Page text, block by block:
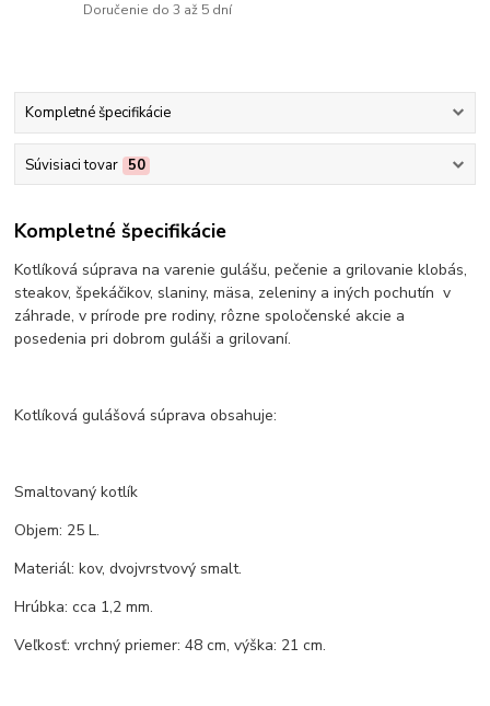
Doručenie do 3 až 5 dní
Kompletné špecifikácie
Súvisiaci tovar 50
Kompletné špecifikácie
Kotlíková súprava na varenie gulášu, pečenie a grilovanie klobás,
steakov, špekáčikov, slaniny, mäsa, zeleniny a iných pochutín v
záhrade, v prírode pre rodiny, rôzne spoločenské akcie a
posedenia pri dobrom guláši a grilovaní.
Kotlíková gulášová súprava obsahuje:
Smaltovaný kotlík
Objem: 25 L.
Materiál: kov, dvojvrstvový smalt.
Hrúbka: cca 1,2 mm.
Veľkosť: vrchný priemer: 48 cm, výška: 21 cm.